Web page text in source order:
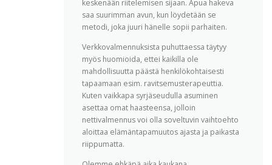
keskenään riitelemisen sijaan. Apua hakeva
saa suurimman avun, kun löydetään se
metodi, joka juuri hänelle sopii parhaiten.
Verkkovalmennuksista puhuttaessa täytyy
myös huomioida, ettei kaikilla ole
mahdollisuutta päästä henkilökohtaisesti
tapaamaan esim. ravitsemusterapeuttia.
Kuten vaikkapa syrjäseudulla asuminen
asettaa omat haasteensa, jolloin
nettivalmennus voi olla soveltuvin vaihtoehto
aloittaa elämäntapamuutos ajasta ja paikasta
riippumatta.